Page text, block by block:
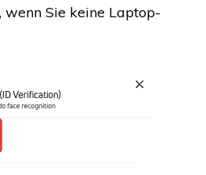
wenn Sie keine Laptop-